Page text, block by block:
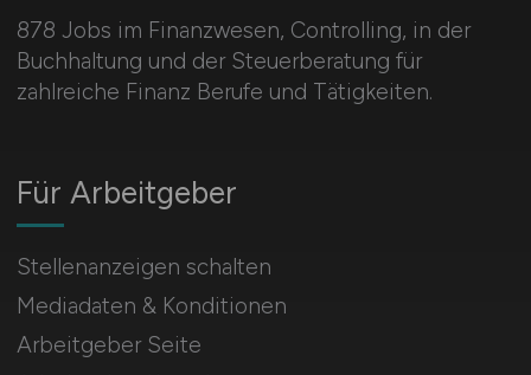
878 Jobs im Finanzwesen, Controlling, in der
Buchhaltung und der Steuerberatung für
zahlreiche Finanz Berufe und Tätigkeiten.
Für Arbeitgeber
Stellenanzeigen schalten
Mediadaten & Konditionen
Arbeitgeber Seite